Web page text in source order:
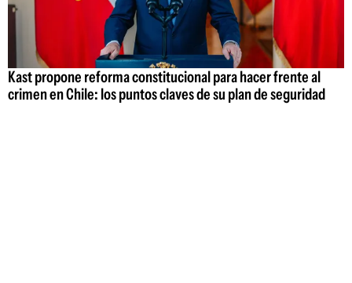
Kast propone reforma constitucional para hacer frente al
crimen en Chile: los puntos claves de su plan de seguridad